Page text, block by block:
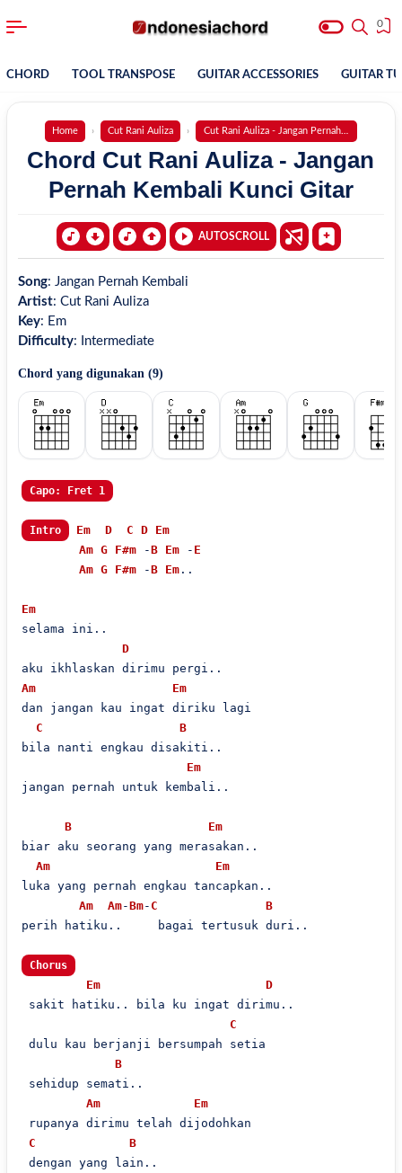
0
CHORD TOOL TRANSPOSE GUITAR ACCESSORIES GUITAR
Home Cut Rani Auliza Cut Rani Auliza - Jangan Pernah Kembali
Chord Cut Rani Auliza - Jangan
Pernah Kembali Kunci Gitar
AUTOSCROLL
Song: Jangan Pernah Kembali
Artist: Cut Rani Auliza
Key: Em
Difficulty: Intermediate
Chord yang digunakan (9)
Capo: Fret 1
Intro Em D C D
Em
Am G F#m -B Em - E
Am G F#m -B Em..
Em
selama ini..
D
Am
Em
dan jangan kau ingat diriku lagi
C
B
bila nanti engkau disakiti..
Em
jangan pernah untuk kembali..
B
Em
biar aku seorang yang merasakan..
Am
Em
luka yang pernah engkau tancapkan..
Am
Am-Bm- C
B
perih hatiku..     bagai tertusuk duri..
Chorus
Em
D
sakit hatiku.. bila ku ingat dirimu..
C
dulu kau berjanji bersumpah setia
B
sehidup semati..
Am
Em
rupanya dirimu telah dijodohkan
C
B
dengan yang lain..